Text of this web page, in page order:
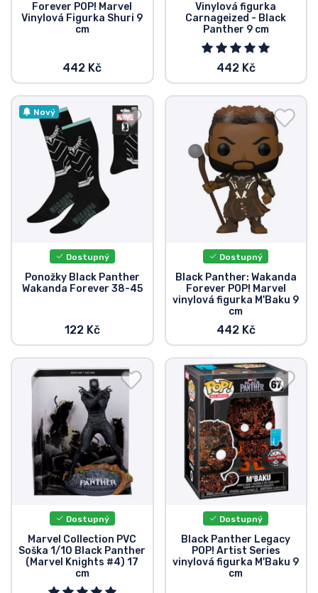
Forever POP! Marvel
Vinylová Figurka Shuri 9
cm
442 Kč
Vinylová figurka
Carnageized - Black
Panther 9 cm
442 Kč
Nový
Dostupný
Ponožky Black Panther
Wakanda Forever 38-45
122 Kč
Dostupný
Black Panther: Wakanda
Forever POP! Marvel
vinylová figurka M'Baku 9
cm
442 Kč
Dostupný
Marvel Collection PVC
Soška 1/10 Black Panther
(Marvel Knights #4) 17
cm
Dostupný
Black Panther Legacy
POP! Artist Series
vinylová figurka M'Baku 9
cm